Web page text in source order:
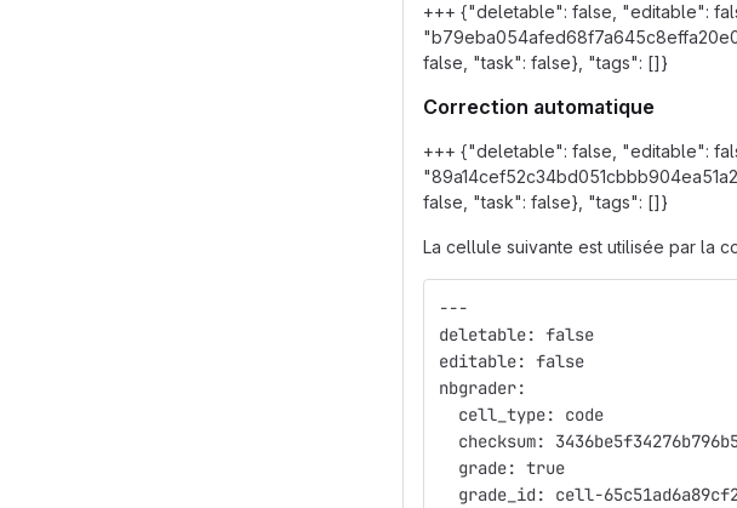
+++ {"deletable": false, "editable":
false, "task": false}, "tags": []}
Correction automatique
+++ {"deletable": false, "editable":
false, "task": false}, "tags": []}
La cellule suivante est utilisée par la
---
deletable: false
editable: false
nbgrader:
  cell_type: code
checksum:
  grade: true
grade_id: cell-